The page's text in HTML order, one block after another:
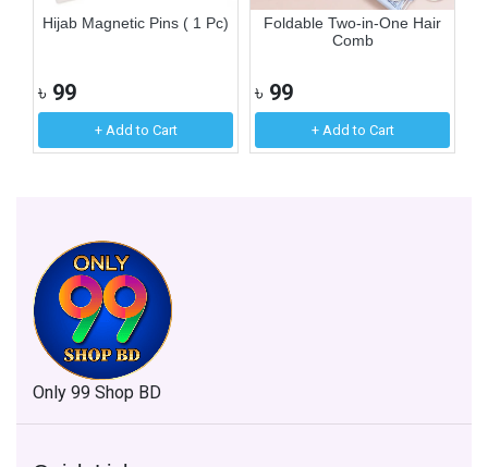
Hijab Magnetic Pins ( 1 Pc)
৳ 99
+ Add to Cart
Foldable Two-in-One Hair
Comb
৳ 99
+ Add to Cart
Only 99 Shop BD